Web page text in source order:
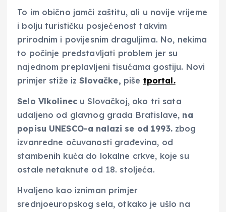
To im obično jamči zaštitu, ali u novije vrijeme
i bolju turističku posjećenost takvim
prirodnim i povijesnim draguljima. No, nekima
to počinje predstavljati problem jer su
najednom preplavljeni tisućama gostiju. Novi
primjer stiže iz Slovačke, piše tportal.
Selo Vlkolinec u Slovačkoj, oko tri sata
udaljeno od glavnog grada Bratislave, na
popisu UNESCO-a nalazi se od 1993.zbog
izvanredne očuvanosti građevina, od
stambenih kuća do lokalne crkve, koje su
ostale netaknute od 18. stoljeća.
Hvaljeno kao izniman primjer
srednjoeuropskog sela, otkako je ušlo na